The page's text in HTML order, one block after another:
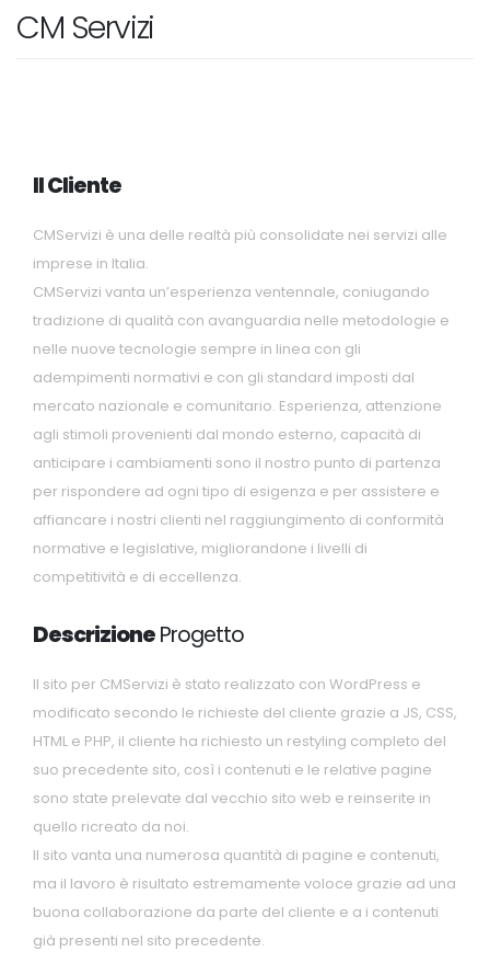
CM Servizi
Il Cliente
CMServizi è una delle realtà più consolidate nei servizi alle
imprese in Italia.
CMServizi vanta un’esperienza ventennale, coniugando
tradizione di qualità con avanguardia nelle metodologie e
nelle nuove tecnologie sempre in linea con gli
adempimenti normativi e con gli standard imposti dal
mercato nazionale e comunitario. Esperienza, attenzione
agli stimoli provenienti dal mondo esterno, capacità di
anticipare i cambiamenti sono il nostro punto di partenza
per rispondere ad ogni tipo di esigenza e per assistere e
affiancare i nostri clienti nel raggiungimento di conformità
normative e legislative, migliorandone i livelli di
competitività e di eccellenza.
DescrizioneProgetto
Il sito per CMServizi è stato realizzato con WordPress e
modificato secondo le richieste del cliente grazie a JS, CSS,
HTML e PHP, il cliente ha richiesto un restyling completo del
suo precedente sito, così i contenuti e le relative pagine
sono state prelevate dal vecchio sito web e reinserite in
quello ricreato da noi.
Il sito vanta una numerosa quantità di pagine e contenuti,
ma il lavoro è risultato estremamente voloce grazie ad una
buona collaborazione da parte del cliente e a i contenuti
già presenti nel sito precedente.